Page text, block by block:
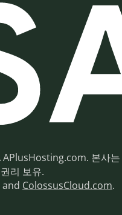
본사
리 보유.
and ColossusCloud.com.